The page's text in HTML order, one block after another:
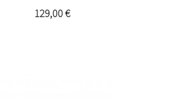
129,00 €